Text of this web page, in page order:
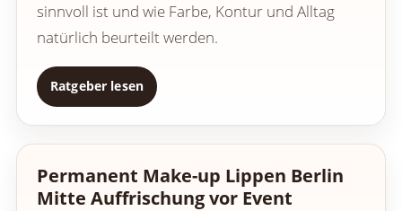
sinnvoll ist und wie Farbe, Kontur und Alltag
natürlich beurteilt werden.
Ratgeber lesen
Permanent Make-up Lippen Berlin
Mitte Auffrischung vor Event